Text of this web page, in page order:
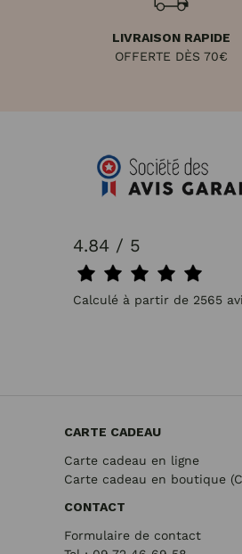
LIVRAISON RAPIDE
OFFERTE DÈS 70€
4.84 / 5
Calculé à partir de 2565
31/07/2026
CARTE CADEAU
Carte cadeau en ligne
Carte cadeau en boutique
CONTACT
Formulaire de contact